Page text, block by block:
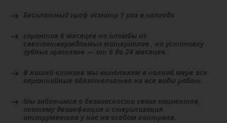
Бесплатный проф осмотр 1 раз в полгода
гарантия 6 месяцев на пломбы из
светоотверждаемых материалов , на установку
зубных протезов — от 6 до 24 месяцев.
В нашей клинике мы выполняем в полной мере все
гарантийные обязательства на все виды работ.
Мы заботимся о безопасности своих пациентов,
поэтому дезинфекция и стерилизация
инструментов у нас на особом контроле.